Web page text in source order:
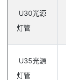
U30光源
灯管
U35光源
灯管